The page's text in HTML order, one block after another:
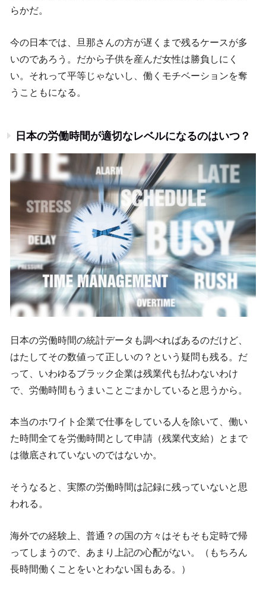
らかだ。
今の日本では、旦那さんの方が遅くまで残るケースが多
いのであろう。だから子供を産んだ女性は勝負しにく
い。それって平等じゃないし、働くモチベーションを奪
うこともになる。
日本の労働時間が適切なレベルになるのはいつ？
日本の労働時間の統計データも調べればあるのだけど、
はたしてその数値って正しいの？という疑問も残る。だ
って、いわゆるブラック企業は残業代も払わないわけ
で、労働時間もうまいことごまかしていると思うから。
本当のホワイト企業で仕事をしている人を除いて、働い
た時間全てを労働時間として申請（残業代支給）とまで
は徹底されていないのではないか。
そうなると、実際の労働時間は記録に残っていないと思
われる。
海外での経験上、普通？の国の方々はそもそも定時で帰
ってしまうので、あまり上記の心配がない。（もちろん
長時間働くことをいとわない国もある。）